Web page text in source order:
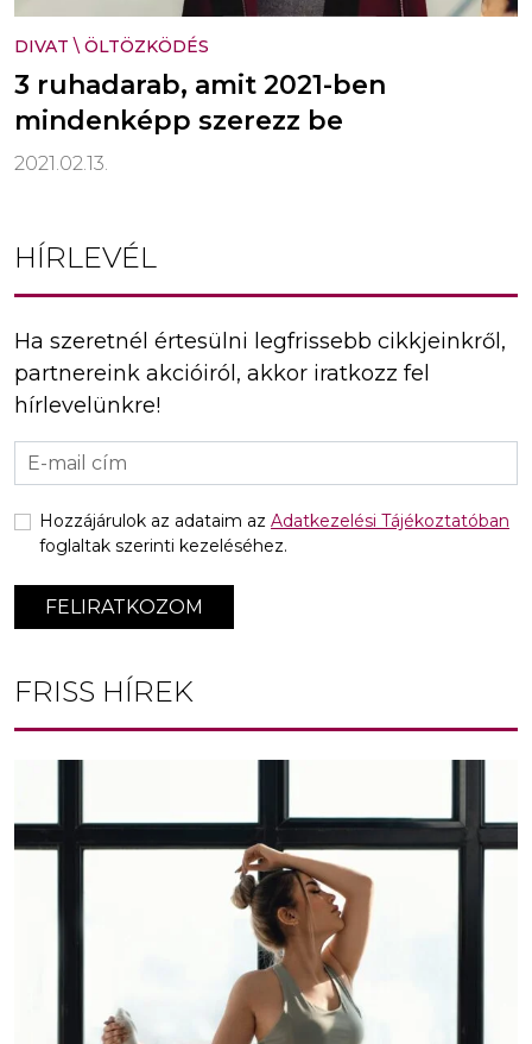
DIVAT \ ÖLTÖZKÖDÉS
3 ruhadarab, amit 2021-ben
mindenképp szerezz be
2021.02.13.
HÍRLEVÉL
Ha szeretnél értesülni legfrissebb cikkjeinkről,
partnereink akcióiról, akkor iratkozz fel
hírlevelünkre!
FELIRATKOZOM
Hozzájárulok az adataim az Adatkezelési Tájékoztatóban
foglaltak szerinti kezeléséhez.
FRISS HÍREK